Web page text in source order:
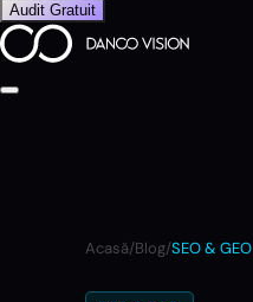
Audit Gratuit
Acasă/Blog/SEO & GEO